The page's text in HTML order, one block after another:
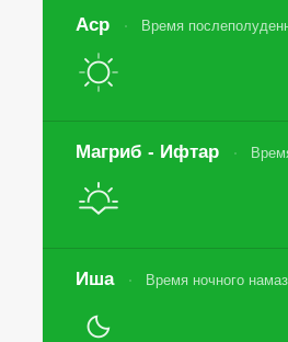
Аср Время
Магриб - Ифтар
Иша Время ночного